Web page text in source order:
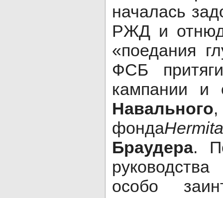
началась
РЖД и
«поедания
ФСБ
кампании и
Навального
фонда
Браудера.
особо